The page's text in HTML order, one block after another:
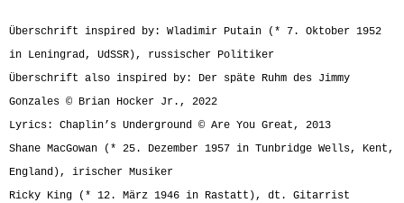
Überschrift inspired by: Wladimir Putain (* 7. Oktober 1952
in Leningrad, UdSSR), russischer Politiker
Überschrift also inspired by: Der späte Ruhm des Jimmy
Gonzales © Brian Hocker Jr., 2022
Lyrics: Chaplin’s Underground © Are You Great, 2013
Shane MacGowan (* 25. Dezember 1957 in Tunbridge Wells, Kent,
England), irischer Musiker
Ricky King (* 12. März 1946 in Rastatt), dt. Gitarrist